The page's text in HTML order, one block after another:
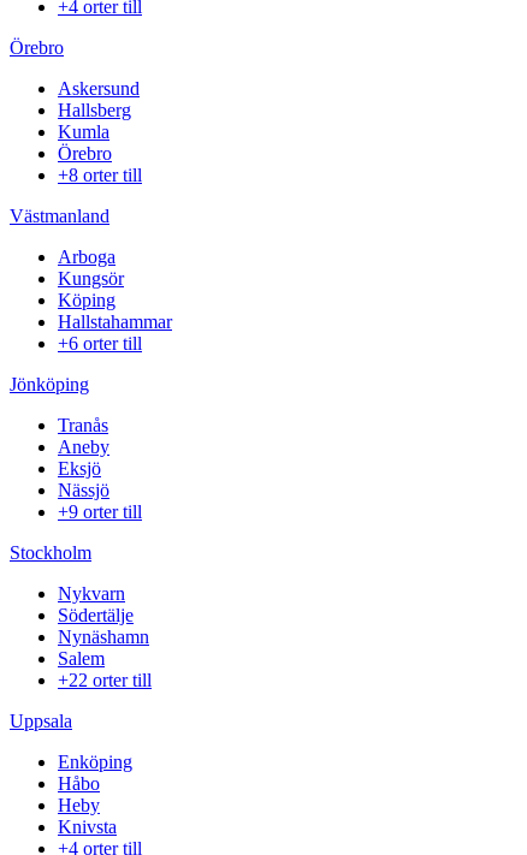
+4 orter till
Örebro
Askersund
Hallsberg
Kumla
Örebro
+8 orter till
Västmanland
Arboga
Kungsör
Köping
Hallstahammar
+6 orter till
Jönköping
Tranås
Aneby
Eksjö
Nässjö
+9 orter till
Stockholm
Nykvarn
Södertälje
Nynäshamn
Salem
+22 orter till
Uppsala
Enköping
Håbo
Heby
Knivsta
+4 orter till